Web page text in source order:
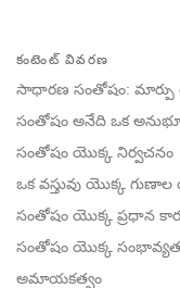
కంటెంట్ వివరణ
సాధారణ సంతోషం:
సంతోషం అనేది ఒక
సంతోషం యొక్క నిర్వచనం
ఒక వస్తువు యొక్క
సంతోషం యొక్క ప్రధాన
సంతోషం యొక్క
అమాయకత్వం